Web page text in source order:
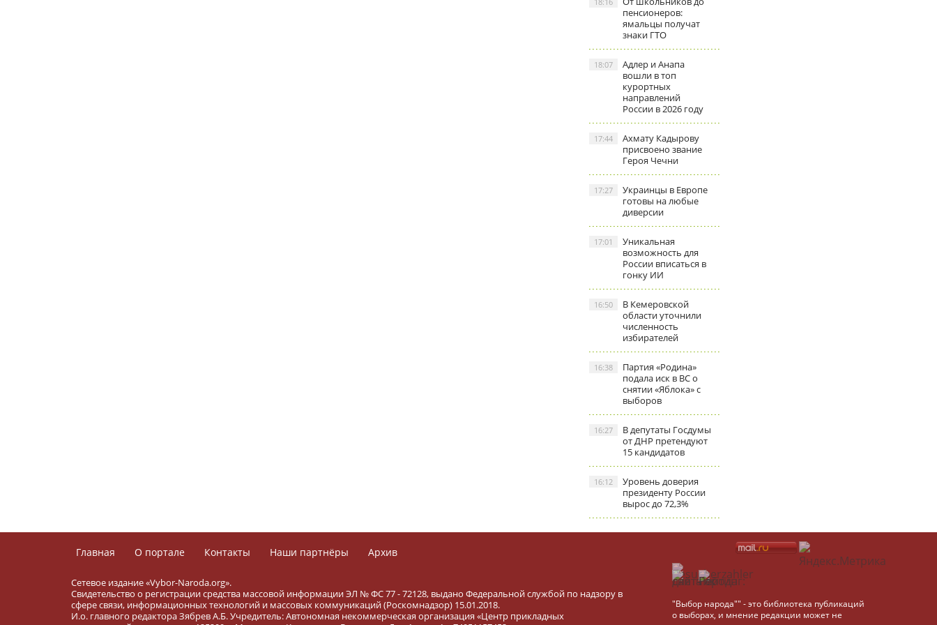
пенсионеров:
ямальцы получат
знаки ГТО
Адлер и Анапа
вошли в топ
курортных
направлений
России в 2026 году
18:07
Ахмату Кадырову
присвоено звание
Героя Чечни
17:44
Украинцы в Европе
готовы на любые
диверсии
17:27
Уникальная
возможность для
России вписаться в
гонку ИИ
17:01
В Кемеровской
области уточнили
численность
избирателей
16:50
Партия «Родина»
подала иск в ВС о
снятии «Яблока» с
выборов
16:38
В депутаты Госдумы
от ДНР претендуют
15 кандидатов
16:27
Уровень доверия
президенту России
вырос до 72,3%
16:12
Главная О портале Контакты Наши партнёры Архив
Сетевое издание «Vybor-Naroda.org».
Свидетельство о регистрации средства массовой информации ЭЛ № ФС 77 - 72128, выдано Федеральной службой по надзору в
сфере связи, информационных технологий и массовых коммуникаций (Роскомнадзор) 15.01.2018.
И.о. главного редактора Зябрев А.Б. Учредитель: Автономная некоммерческая организация «Центр прикладных
"Выбор народа"" - это библиотека публикаций
о выборах, и мнение редакции может не